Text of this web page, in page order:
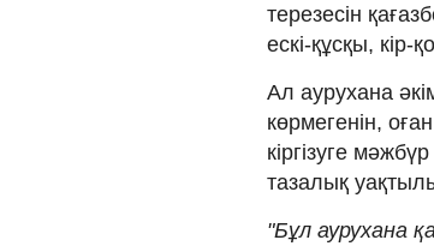
терезесін
ескі-құсқы, кір-
Ал аурухана
көрмегенін,
кіргізуге
тазалық
"Бұл аурухана